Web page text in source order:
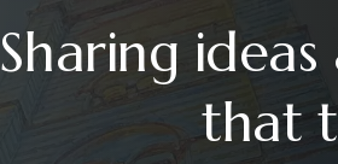
Sharing
that